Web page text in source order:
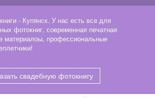
- Купянск. У нас есть все для
фотокниг, современная печатная
материалоы, профессиональные
свадебную фотокнигу